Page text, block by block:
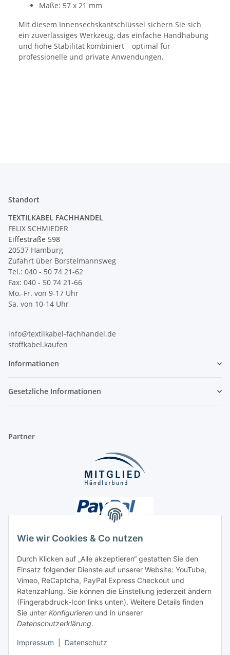
Wie wir Cookies & Co nutzen
Durch Klicken auf „Alle akzeptieren“ gestatten Sie den
Einsatz folgender Dienste auf unserer Website: YouTube,
Vimeo, ReCaptcha, PayPal Express Checkout und
Ratenzahlung. Sie können die Einstellung jederzeit ändern
(Fingerabdruck-Icon links unten). Weitere Details finden
Sie unter Konfigurieren und in unserer
Datenschutzerklärung.
Impressum Datenschutz
Maße: 57 x 21 mm
Mit diesem Innensechskantschlüssel sichern Sie sich
ein zuverlässiges Werkzeug, das einfache Handhabung
und hohe Stabilität kombiniert – optimal für
professionelle und private Anwendungen.
Standort
TEXTILKABEL FACHHANDEL
FELIX SCHMIEDER
Eiffestraße 598
20537 Hamburg
Zufahrt über Borstelmannsweg
Tel.: 040 - 50 74 21-62
Fax: 040 - 50 74 21-66
Mo.-Fr. von 9-17 Uhr
Sa. von 10-14 Uhr
info@textilkabel-fachhandel.de
stoffkabel.kaufen
Informationen
Gesetzliche Informationen
Partner
Unsere Seiten
Social Media
Vertrag widerrufen